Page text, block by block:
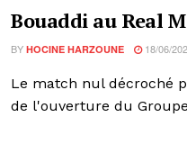
Bouaddi au Real
BY HOCINE HARZOUNE 18/06/
Le match nul décroché
de l'ouverture du